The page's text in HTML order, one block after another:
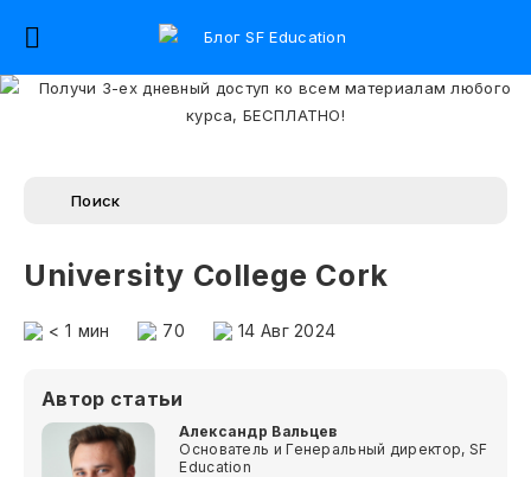
University College Cork
< 1 мин 70 14 Авг 2024
Автор статьи
Александр Вальцев
Основатель и Генеральный директор, SF
Education